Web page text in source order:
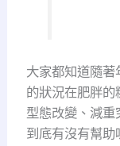
大家都知道隨
的狀況在肥胖
型態改變、減
到底有沒有幫助